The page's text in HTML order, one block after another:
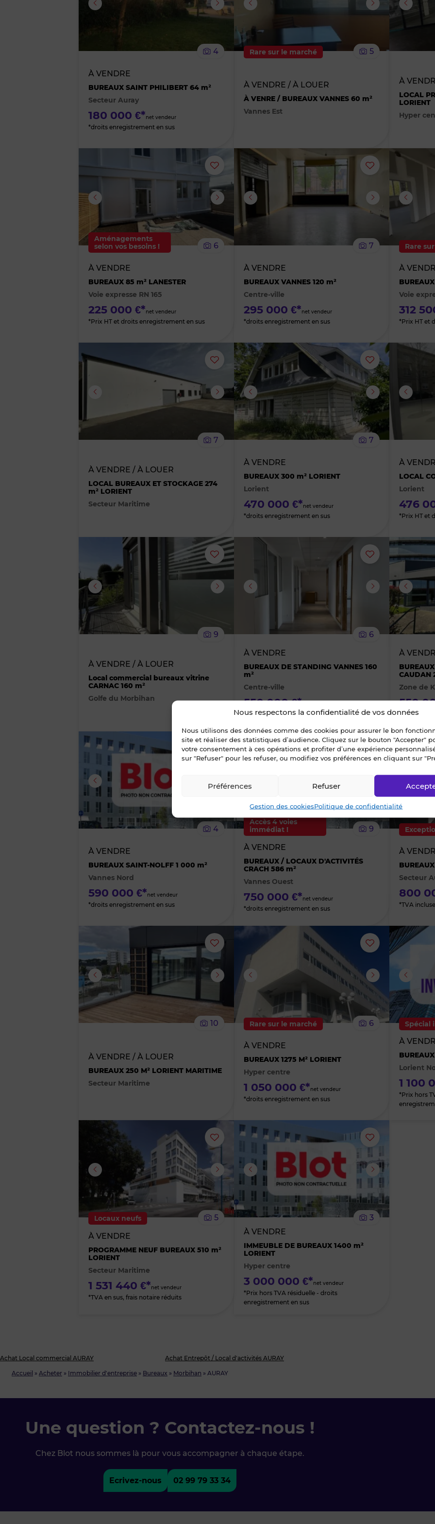
Nous respectons la confidentialité de vos données
Nous utilisons des données comme des cookies pour assurer le bon
site et réaliser des statistiques d’audience. Cliquez sur le bouton "Accepter"
votre consentement à ces opérations et profiter d’une expérience
sur "Refuser" pour les refuser, ou modifiez vos préférences en cliquant sur
Refuser
Préférences
Gestion des cookiesPolitique de confidentialité
Accueil » Acheter » Immobilier d'entreprise » Bureaux » Morbihan » AURAY
supprimer
4
À VENDRE
BUREAUX SAINT PHILIBERT 64 m²
Secteur Auray
180 000 €*net vendeur
*droits enregistrement en sus
supprimer
favoris
Rare sur le marché 5
À VENDRE / À LOUER
À VENRE / BUREAUX VANNES 60 m²
Vannes Est
À
LOCAL
LORIENT
Hyper
Ajouter
ou
le
favoris
Aménagements
selon vos besoins !
6
À VENDRE
BUREAUX 85 m² LANESTER
Voie expresse RN 165
225 000 €*net vendeur
*Prix HT et droits enregistrement en sus
Ajouter
supprimer
favoris
7
À VENDRE
BUREAUX VANNES 120 m²
Centre-ville
295 000 €*net vendeur
*droits enregistrement en sus
Rare
À
Voie
312
*Prix HT et
Ajouter
supprimer
favoris
7
À VENDRE / À LOUER
LOCAL BUREAUX ET STOCKAGE 274
m² LORIENT
Secteur Maritime
Ajouter
ou
supprimer
le
favoris
7
À VENDRE
BUREAUX 300 m² LORIENT
Lorient
470 000 €*net vendeur
*droits enregistrement en sus
À
LOCAL
Lorient
476
*Prix HT et
Ajouter
ou
supprimer
favoris
9
À VENDRE / À LOUER
Local commercial bureaux vitrine
CARNAC 160 m²
Golfe du Morbihan
Ajouter
supprimer
des
favoris
6
À VENDRE
BUREAUX DE STANDING VANNES 160
m²
Centre-ville
550 000 €*
*droits enregistrement en sus
À
CAUDAN
Zone de
550
*droits
Ajouter
le
favoris
4
À VENDRE
BUREAUX SAINT-NOLFF 1 000 m²
Vannes Nord
590 000 €*net vendeur
*droits enregistrement en sus
Ajouter
supprimer
le
favoris
Accès 4 voies
immédiat !
9
À VENDRE
BUREAUX / LOCAUX D'ACTIVITÉS
CRACH 586 m²
Vannes Ouest
750 000 €*net vendeur
*droits enregistrement en sus
À
Secteur
800
*TVA incluse
Ajouter
ou
supprimer
favoris
10
À VENDRE / À LOUER
BUREAUX 250 M² LORIENT MARITIME
Secteur Maritime
Ajouter
ou
supprimer
le
favoris
Rare sur le marché 6
À VENDRE
BUREAUX 1275 M² LORIENT
Hyper centre
1 050 000 €*net vendeur
*droits enregistrement en sus
Spécial
À
Lorient
1 100
*Prix hors
Ajouter
supprimer
le
des
Locaux neufs
5
À VENDRE
PROGRAMME NEUF BUREAUX 510 m²
LORIENT
Secteur Maritime
1 531 440 €*net vendeur
*TVA en sus, frais notaire réduits
Ajouter
ou
supprimer
le
3
À VENDRE
IMMEUBLE DE BUREAUX 1400 m²
LORIENT
Hyper centre
3 000 000 €*net vendeur
*Prix hors TVA résiduelle - droits
enregistrement en sus
Achat Local commercial AURAY Achat Entrepôt / Local d’activités AURAY
Une question ? Contactez-nous !
Chez Blot nous sommes là pour vous accompagner à chaque étape.
Ecrivez-nous 02 99 79 33 34